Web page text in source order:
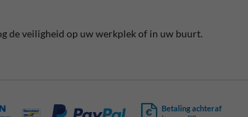
de veiligheid op uw werkplek of in uw buurt.
Betaling achteraf